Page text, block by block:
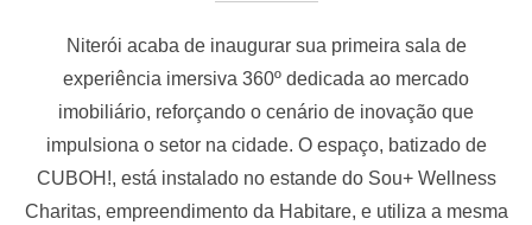
Niterói acaba de inaugurar sua primeira sala de
experiência imersiva 360º dedicada ao mercado
imobiliário, reforçando o cenário de inovação que
impulsiona o setor na cidade. O espaço, batizado de
CUBOH!, está instalado no estande do Sou+ Wellness
Charitas, empreendimento da Habitare, e utiliza a mesma